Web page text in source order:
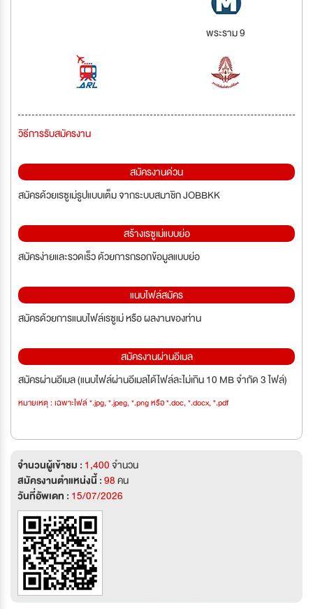
พระราม 9
วิธีการรับสมัครงาน
สมัครงานด่วน
สมัครด้วยเรซูเม่รูปแบบเต็ม จากระบบสมาชิก JOBBKK
สร้างเรซูเม่แบบย่อ
สมัครง่ายและรวดเร็ว ด้วยการกรอกข้อมูลแบบย่อ
แนบไฟล์สมัคร
สมัครด้วยการแนบไฟล์เรซูเม่ หรือ ผลงานของท่าน
สมัครงานผ่านอีเมล
สมัครผ่านอีเมล (แนบไฟล์ผ่านอีเมลได้ไฟล์ละไม่เกิน 10 MB จำกัด 3 ไฟล์)
หมายเหตุ : เฉพาะไฟล์ *.jpg, *.jpeg, *.png หรือ *.doc, *.docx, *.pdf
จำนวนผู้เข้าชม : 1,400จำนวน
สมัครงานตำแหน่งนี้ :98คน
วันที่อัพเดท : 15/07/2026